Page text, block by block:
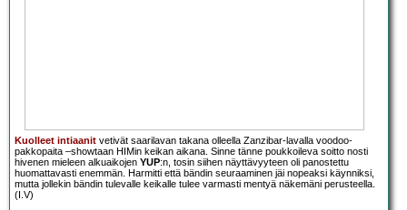
Kuolleet intiaanit vetivät saarilavan takana olleella Zanzibar-lavalla voodoo-
pakkopaita –showtaan HIMin keikan aikana. Sinne tänne poukkoileva soitto nosti
hivenen mieleen alkuaikojen YUP:n, tosin siihen näyttävyyteen oli panostettu
huomattavasti enemmän. Harmitti että bändin seuraaminen jäi nopeaksi käynniksi,
mutta jollekin bändin tulevalle keikalle tulee varmasti mentyä näkemäni perusteella.
(I.V)